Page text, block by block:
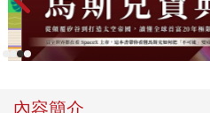
內容簡介